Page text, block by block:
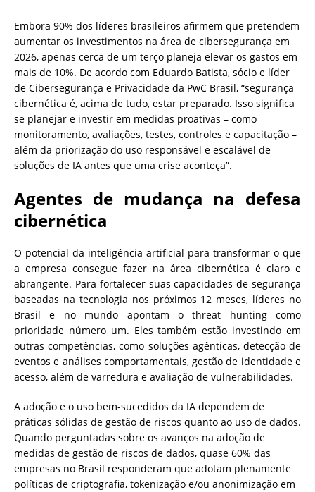
Embora 90% dos líderes brasileiros afirmem que pretendem
aumentar os investimentos na área de cibersegurança em
2026, apenas cerca de um terço planeja elevar os gastos em
mais de 10%. De acordo com Eduardo Batista, sócio e líder
de Cibersegurança e Privacidade da PwC Brasil, “segurança
cibernética é, acima de tudo, estar preparado. Isso significa
se planejar e investir em medidas proativas – como
monitoramento, avaliações, testes, controles e capacitação –
além da priorização do uso responsável e escalável de
soluções de IA antes que uma crise aconteça”.
Agentes de mudança na defesa
cibernética
O potencial da inteligência artificial para transformar o que
a empresa consegue fazer na área cibernética é claro e
abrangente. Para fortalecer suas capacidades de segurança
baseadas na tecnologia nos próximos 12 meses, líderes no
Brasil e no mundo apontam o threat hunting como
prioridade número um. Eles também estão investindo em
outras competências, como soluções agênticas, detecção de
eventos e análises comportamentais, gestão de identidade e
acesso, além de varredura e avaliação de vulnerabilidades.
A adoção e o uso bem-sucedidos da IA dependem de
práticas sólidas de gestão de riscos quanto ao uso de dados.
Quando perguntadas sobre os avanços na adoção de
medidas de gestão de riscos de dados, quase 60% das
empresas no Brasil responderam que adotam plenamente
políticas de criptografia, tokenização e/ou anonimização em